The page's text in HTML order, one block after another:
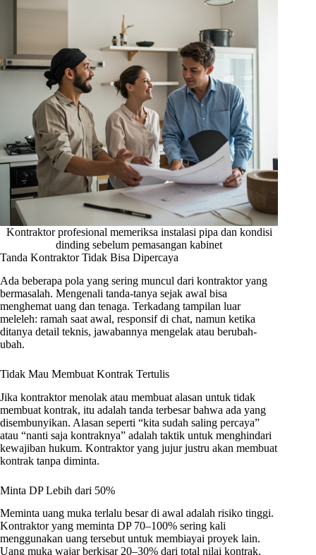
Kontraktor profesional memeriksa instalasi pipa dan kondisi
dinding sebelum pemasangan kabinet
Tanda Kontraktor Tidak Bisa Dipercaya
Ada beberapa pola yang sering muncul dari kontraktor yang
bermasalah. Mengenali tanda-tanya sejak awal bisa
menghemat uang dan tenaga. Terkadang tampilan luar
meleleh: ramah saat awal, responsif di chat, namun ketika
ditanya detail teknis, jawabannya mengelak atau berubah-
ubah.
Tidak Mau Membuat Kontrak Tertulis
Jika kontraktor menolak atau membuat alasan untuk tidak
membuat kontrak, itu adalah tanda terbesar bahwa ada yang
disembunyikan. Alasan seperti “kita sudah saling percaya”
atau “nanti saja kontraknya” adalah taktik untuk menghindari
kewajiban hukum. Kontraktor yang jujur justru akan membuat
kontrak tanpa diminta.
Minta DP Lebih dari 50%
Meminta uang muka terlalu besar di awal adalah risiko tinggi.
Kontraktor yang meminta DP 70–100% sering kali
menggunakan uang tersebut untuk membiayai proyek lain.
Uang muka wajar berkisar 20–30% dari total nilai kontrak.